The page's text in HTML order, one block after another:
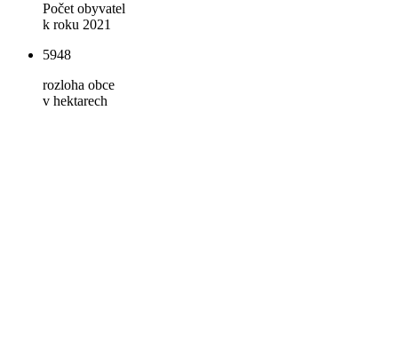
Počet obyvatel
k roku 2021
5948
rozloha obce
v hektarech